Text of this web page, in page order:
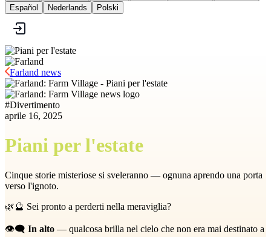
Español
Nederlands Polski
Farland news
#Divertimento
aprile 16, 2025
Piani per l'estate
Cinque storie misteriose si sveleranno — ognuna aprendo una porta
verso l'ignoto.
🌿🔮 Sei pronto a perderti nella meraviglia?
👁‍🗨 In alto — qualcosa brilla nel cielo che non era mai destinato a